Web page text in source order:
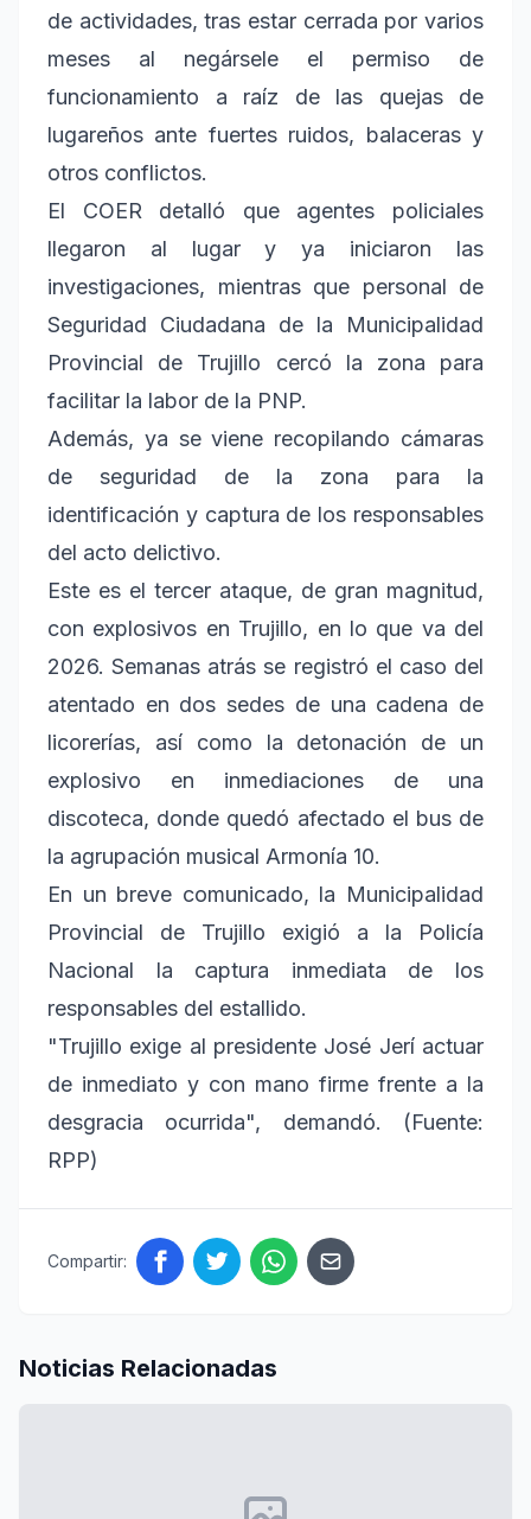
de actividades, tras estar cerrada por varios
meses al negársele el permiso de
funcionamiento a raíz de las quejas de
lugareños ante fuertes ruidos, balaceras y
otros conflictos.
El COER detalló que agentes policiales
llegaron al lugar y ya iniciaron las
investigaciones, mientras que personal de
Seguridad Ciudadana de la Municipalidad
Provincial de Trujillo cercó la zona para
facilitar la labor de la PNP.
Además, ya se viene recopilando cámaras
de seguridad de la zona para la
identificación y captura de los responsables
del acto delictivo.
Este es el tercer ataque, de gran magnitud,
con explosivos en Trujillo, en lo que va del
2026. Semanas atrás se registró el caso del
atentado en dos sedes de una cadena de
licorerías, así como la detonación de un
explosivo en inmediaciones de una
discoteca, donde quedó afectado el bus de
la agrupación musical Armonía 10.
En un breve comunicado, la Municipalidad
Provincial de Trujillo exigió a la Policía
Nacional la captura inmediata de los
responsables del estallido.
"Trujillo exige al presidente José Jerí actuar
de inmediato y con mano firme frente a la
desgracia ocurrida", demandó. (Fuente:
RPP)
Compartir:
Noticias Relacionadas